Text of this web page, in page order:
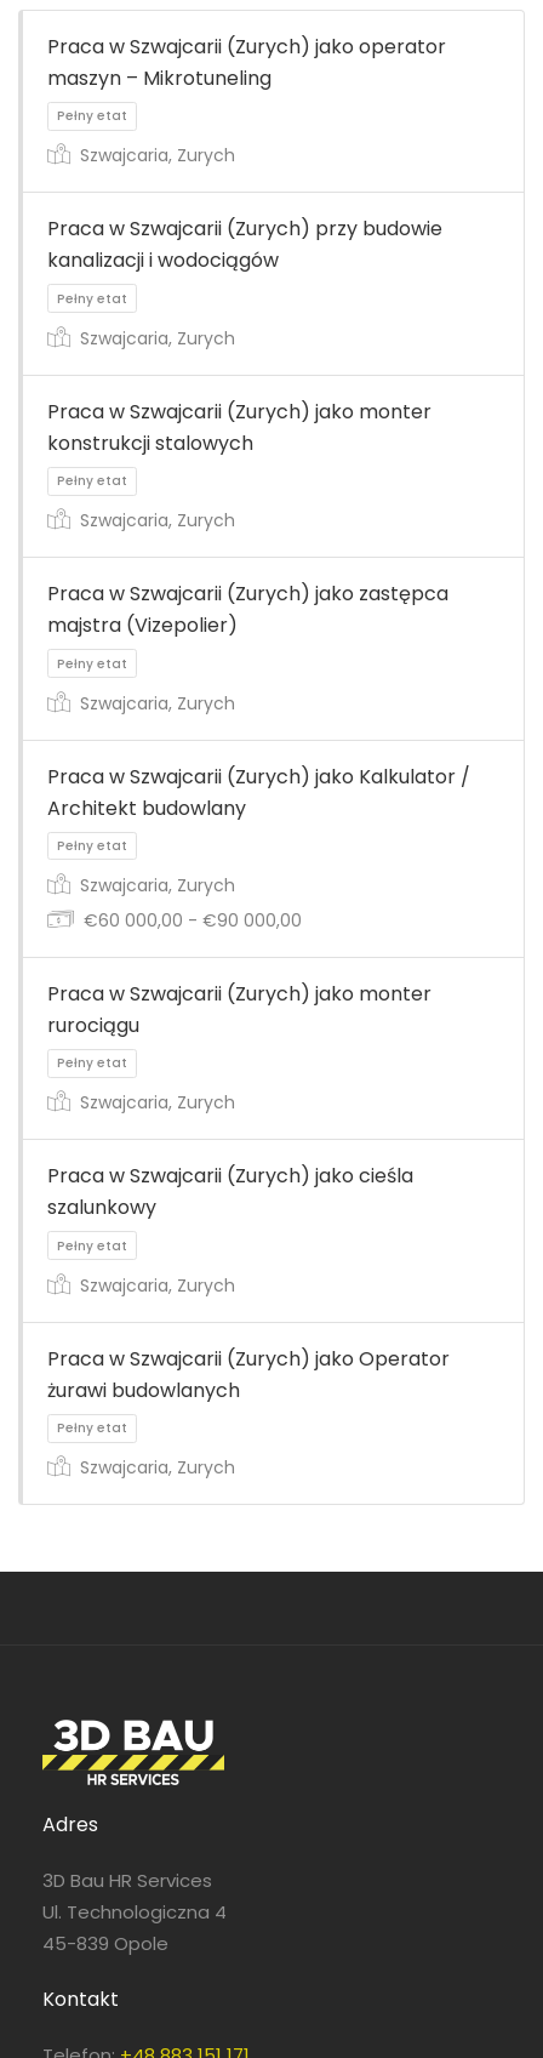
Praca w Szwajcarii (Zurych) jako operator
maszyn – Mikrotuneling
Pełny etat
Szwajcaria, Zurych
Praca w Szwajcarii (Zurych) przy budowie
kanalizacji i wodociągów
Pełny etat
Szwajcaria, Zurych
Praca w Szwajcarii (Zurych) jako monter
konstrukcji stalowych
Pełny etat
Szwajcaria, Zurych
Praca w Szwajcarii (Zurych) jako zastępca
majstra (Vizepolier)
Szwajcaria, Zurych
Praca w Szwajcarii (Zurych) jako Kalkulator /
Architekt budowlany
Pełny etat
Szwajcaria, Zurych
€60 000,00 - €90 000,00
Praca w Szwajcarii (Zurych) jako monter
rurociągu
Szwajcaria, Zurych
Praca w Szwajcarii (Zurych) jako cieśla
szalunkowy
Pełny etat
Szwajcaria, Zurych
Praca w Szwajcarii (Zurych) jako Operator
żurawi budowlanych
Pełny etat
Szwajcaria, Zurych
Adres
3D Bau HR Services
Ul. Technologiczna 4
45-839 Opole
Kontakt